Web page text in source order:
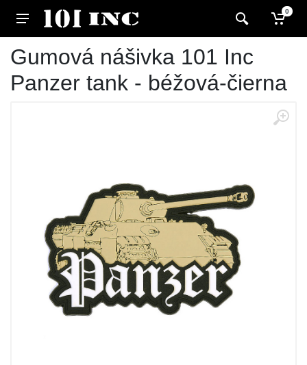
0
Gumová nášivka 101 Inc
Panzer tank - béžová-čierna